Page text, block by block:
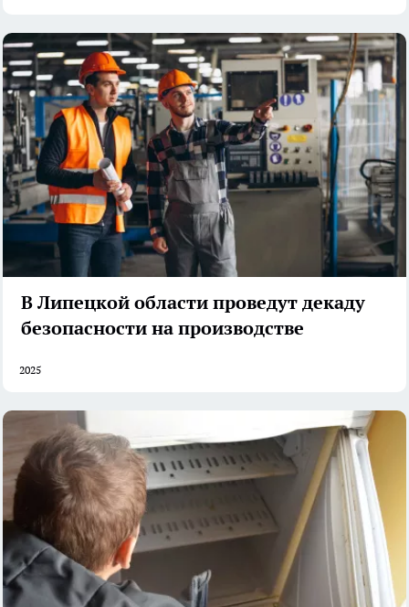
В Липецкой области проведут декаду
безопасности на производстве
2025